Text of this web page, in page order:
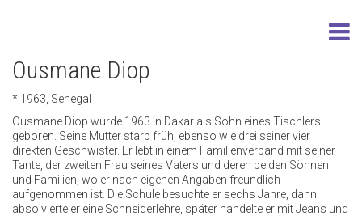
Ousmane Diop
* 1963, Senegal
Ousmane Diop wurde 1963 in Dakar als Sohn eines Tischlers
geboren. Seine Mutter starb früh, ebenso wie drei seiner vier
direkten Geschwister. Er lebt in einem Familienverband mit seiner
Tante, der zweiten Frau seines Vaters und deren beiden Söhnen
und Familien, wo er nach eigenen Angaben freundlich
aufgenommen ist. Die Schule besuchte er sechs Jahre, dann
absolvierte er eine Schneiderlehre, später handelte er mit Jeans und